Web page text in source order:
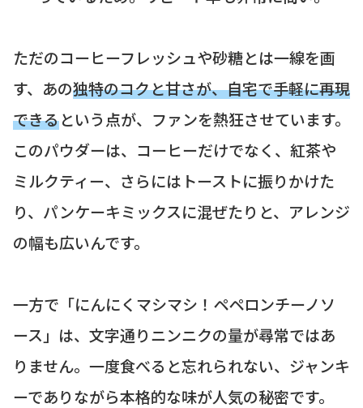
ただのコーヒーフレッシュや砂糖とは一線を画
す、あの独特のコクと甘さが、自宅で手軽に再現
できるという点が、ファンを熱狂させています。
このパウダーは、コーヒーだけでなく、紅茶や
ミルクティー、さらにはトーストに振りかけた
り、パンケーキミックスに混ぜたりと、アレンジ
の幅も広いんです。
一方で「にんにくマシマシ！ペペロンチーノソ
ース」は、文字通りニンニクの量が尋常ではあ
りません。一度食べると忘れられない、ジャンキ
ーでありながら本格的な味が人気の秘密です。